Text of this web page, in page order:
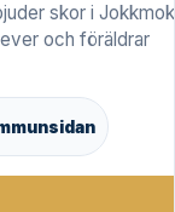
skor i
och föräldrar